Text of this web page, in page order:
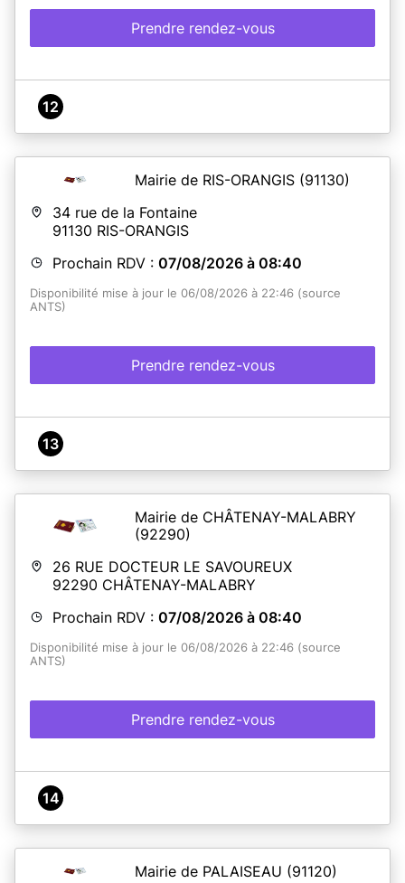
Prendre rendez-vous
12
Mairie de RIS-ORANGIS (91130)
34 rue de la Fontaine
91130 RIS-ORANGIS
Prochain RDV : 07/08/2026 à 08:40
Disponibilité mise à jour le 06/08/2026 à 22:46 (source
ANTS)
Prendre rendez-vous
13
Mairie de CHÂTENAY-MALABRY
(92290)
26 RUE DOCTEUR LE SAVOUREUX
92290 CHÂTENAY-MALABRY
Prochain RDV : 07/08/2026 à 08:40
Disponibilité mise à jour le 06/08/2026 à 22:46 (source
ANTS)
Prendre rendez-vous
14
Mairie de PALAISEAU (91120)